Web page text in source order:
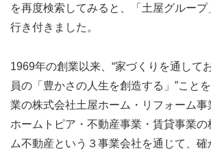
を再度検索してみると、「土屋グループ
行き付きました。
1969年の創業以来、“家づくりを通して
員の「豊かさの人生を創造する」”こと
業の株式会社土屋ホーム・リフォーム事
ホームトピア・不動産事業・賃貸事業
ム不動産という３事業会社を通じて、